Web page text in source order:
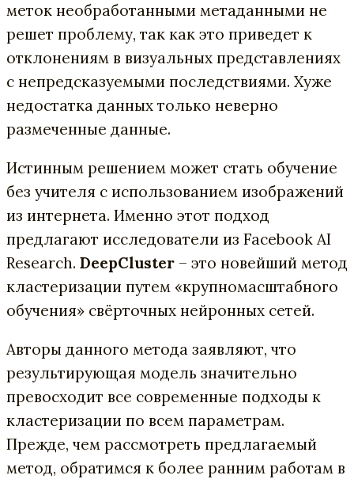
меток необработанными метаданными не
решет проблему, так как это приведет к
отклонениям в визуальных представлениях
с непредсказуемыми последствиями. Хуже
недостатка данных только неверно
размеченные данные.
Истинным решением может стать обучение
без учителя с использованием изображений
из интернета. Именно этот подход
предлагают исследователи из Facebook AI
Research. DeepCluster – это новейший метод
кластеризации путем «крупномасштабного
обучения» свёрточных нейронных сетей.
Авторы данного метода заявляют, что
результирующая модель значительно
превосходит все современные подходы к
кластеризации по всем параметрам.
Прежде, чем рассмотреть предлагаемый
метод, обратимся к более ранним работам в